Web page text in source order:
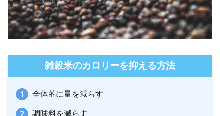
雑穀米のカロリーを抑える方法
全体的に量を減らす
調味料を減らす